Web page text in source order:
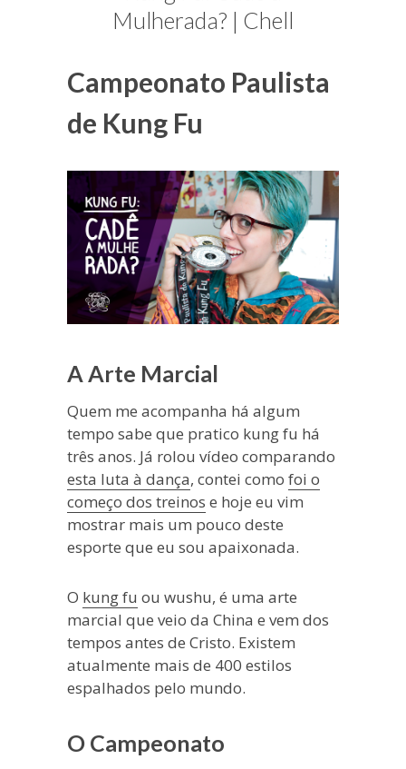
blogueira
antiga.
Mulherada? | Chell
Campeonato Paulista
de Kung Fu
A Arte Marcial
Quem me acompanha há algum
tempo sabe que pratico kung fu há
três anos. Já rolou vídeo comparando
esta luta à dança, contei como foi o
começo dos treinos e hoje eu vim
mostrar mais um pouco deste
esporte que eu sou apaixonada.
O kung fu ou wushu, é uma arte
marcial que veio da China e vem dos
tempos antes de Cristo. Existem
atualmente mais de 400 estilos
espalhados pelo mundo.
O Campeonato